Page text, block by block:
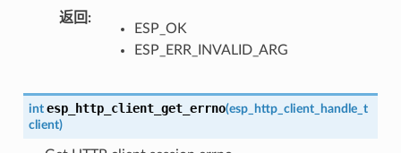
返回
ESP_OK
ESP_ERR_INVALID_ARG
int esp_http_client_get_errno(esp_http_client_handle_t
client)